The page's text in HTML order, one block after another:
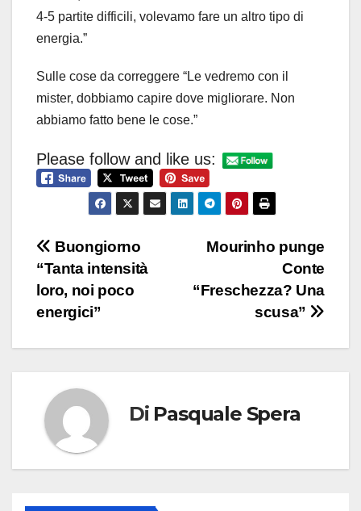
4-5 partite difficili, volevamo fare un altro tipo di
energia.”
Sulle cose da correggere “Le vedremo con il
mister, dobbiamo capire dove migliorare. Non
abbiamo fatto bene le cose.”
Please follow and like us:
Navigazione
articoli
Mourinho punge
Conte
“Freschezza? Una
scusa”
Buongiorno
“Tanta intensità
loro, noi poco
energici”
Di Pasquale Spera